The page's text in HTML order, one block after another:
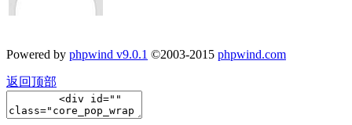
Powered by phpwind v9.0.1 ©2003-2015 phpwind.com
返回顶部